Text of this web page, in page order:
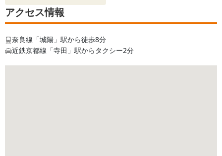
アクセス情報
奈良線「城陽」駅から徒歩8分
近鉄京都線「寺田」駅からタクシー2分